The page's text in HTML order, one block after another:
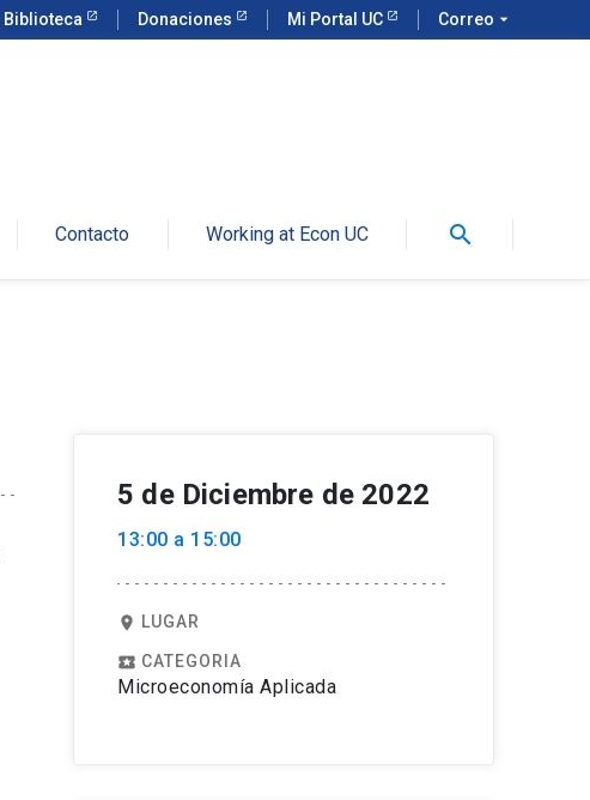
Biblioteca Donaciones Mi Portal UC Correo arrow_drop_down
Contacto Working at Econ UC search
5 de Diciembre de 2022
13:00 a 15:00
location_on LUGAR
local_play CATEGORIA
Microeconomía Aplicada